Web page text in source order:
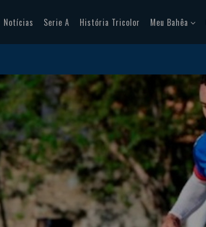
Notícias Serie A História Tricolor Meu Bahêa